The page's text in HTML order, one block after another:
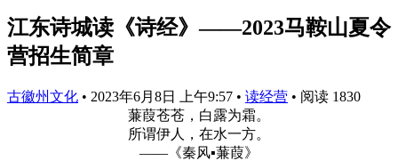
江东诗城读《诗经》——2023马鞍山夏令
营招生简章
古徽州文化 • 2023年6月8日 上午9:57 • 读经营 • 阅读 1830
蒹葭苍苍，白露为霜。
所谓伊人，在水一方。
——《秦风▪蒹葭》